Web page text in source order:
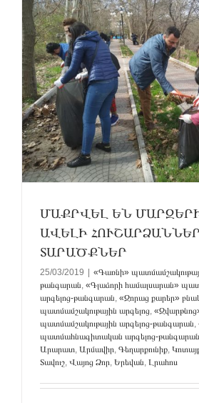
ՄԱՔՐՎԵԼ ԵՆ ՄԱՐԶԵՐԻ
ԱՎԵԼԻ
ՏԱՐԱԾՔՆԵՐ
25/03/2019
«Գառնի»
թանգարան, «Գլաձորի համալսարան»
արգելոց-թանգարան, «Զորաց քարեր»
պատմամշակութային արգելոց,
պատմամշակութային արգելոց-թանգարան,
պատմահնագիտական արգելոց-թանգարան
Արարատ, Արմավիր, Գեղարքունիք,
Տավուշ, Վայոց Ձոր, Երեվան, Լրահոս